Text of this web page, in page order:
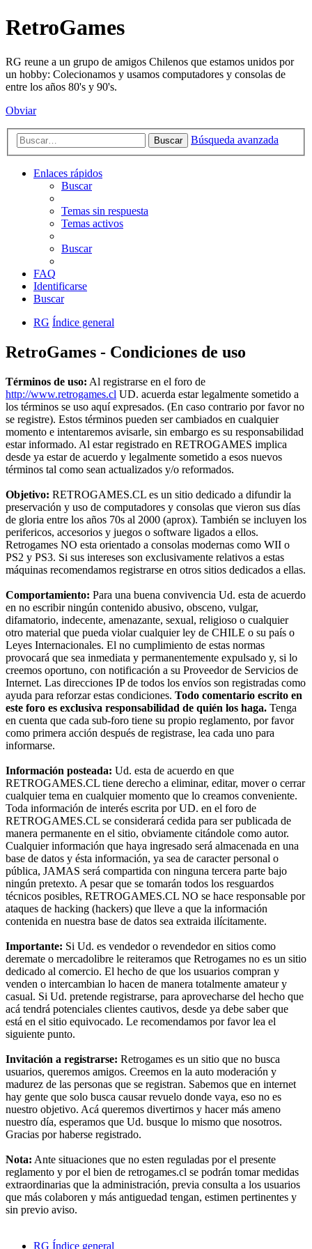
RetroGames
RG reune a un grupo de amigos Chilenos que estamos unidos por
un hobby: Colecionamos y usamos computadores y consolas de
entre los años 80's y 90's.
Obviar
Buscar Búsqueda avanzada
Enlaces rápidos
Buscar
Temas sin respuesta
Temas activos
Buscar
FAQ
Identificarse
Buscar
RG Índice general
RetroGames - Condiciones de uso
Términos de uso: Al registrarse en el foro de
http://www.retrogames.cl UD. acuerda estar legalmente sometido a
los términos se uso aquí expresados. (En caso contrario por favor no
se registre). Estos términos pueden ser cambiados en cualquier
momento e intentaremos avisarle, sin embargo es su responsabilidad
estar informado. Al estar registrado en RETROGAMES implica
desde ya estar de acuerdo y legalmente sometido a esos nuevos
términos tal como sean actualizados y/o reformados.
Objetivo: RETROGAMES.CL es un sitio dedicado a difundir la
preservación y uso de computadores y consolas que vieron sus días
de gloria entre los años 70s al 2000 (aprox). También se incluyen los
perifericos, accesorios y juegos o software ligados a ellos.
Retrogames NO esta orientado a consolas modernas como WII o
PS2 y PS3. Si sus intereses son exclusivamente relativos a estas
máquinas recomendamos registrarse en otros sitios dedicados a ellas.
Comportamiento: Para una buena convivencia Ud. esta de acuerdo
en no escribir ningún contenido abusivo, obsceno, vulgar,
difamatorio, indecente, amenazante, sexual, religioso o cualquier
otro material que pueda violar cualquier ley de CHILE o su país o
Leyes Internacionales. El no cumplimiento de estas normas
provocará que sea inmediata y permanentemente expulsado y, si lo
creemos oportuno, con notificación a su Proveedor de Servicios de
Internet. Las direcciones IP de todos los envíos son registradas como
ayuda para reforzar estas condiciones. Todo comentario escrito en
este foro es exclusiva responsabilidad de quién los haga. Tenga
en cuenta que cada sub-foro tiene su propio reglamento, por favor
como primera acción después de registrase, lea cada uno para
informarse.
Información posteada: Ud. esta de acuerdo en que
RETROGAMES.CL tiene derecho a eliminar, editar, mover o cerrar
cualquier tema en cualquier momento que lo creamos conveniente.
Toda información de interés escrita por UD. en el foro de
RETROGAMES.CL se considerará cedida para ser publicada de
manera permanente en el sitio, obviamente citándole como autor.
Cualquier información que haya ingresado será almacenada en una
base de datos y ésta información, ya sea de caracter personal o
pública, JAMAS será compartida con ninguna tercera parte bajo
ningún pretexto. A pesar que se tomarán todos los resguardos
técnicos posibles, RETROGAMES.CL NO se hace responsable por
ataques de hacking (hackers) que lleve a que la información
contenida en nuestra base de datos sea extraida ilícitamente.
Importante: Si Ud. es vendedor o revendedor en sitios como
deremate o mercadolibre le reiteramos que Retrogames no es un sitio
dedicado al comercio. El hecho de que los usuarios compran y
venden o intercambian lo hacen de manera totalmente amateur y
casual. Si Ud. pretende registrarse, para aprovecharse del hecho que
acá tendrá potenciales clientes cautivos, desde ya debe saber que
está en el sitio equivocado. Le recomendamos por favor lea el
siguiente punto.
Invitación a registrarse: Retrogames es un sitio que no busca
usuarios, queremos amigos. Creemos en la auto moderación y
madurez de las personas que se registran. Sabemos que en internet
hay gente que solo busca causar revuelo donde vaya, eso no es
nuestro objetivo. Acá queremos divertirnos y hacer más ameno
nuestro día, esperamos que Ud. busque lo mismo que nosotros.
Gracias por haberse registrado.
Nota: Ante situaciones que no esten reguladas por el presente
reglamento y por el bien de retrogames.cl se podrán tomar medidas
extraordinarias que la administración, previa consulta a los usuarios
que más colaboren y más antiguedad tengan, estimen pertinentes y
sin previo aviso.
RG Índice general